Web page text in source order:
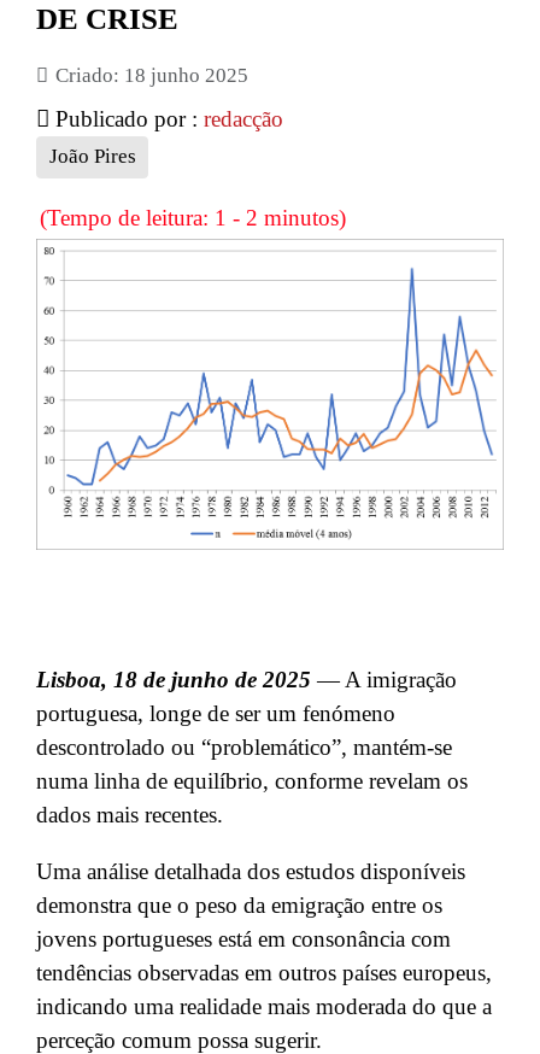
DE CRISE
Criado: 18 junho 2025
Publicado por : redacção
João Pires
(Tempo de leitura: 1 - 2 minutos)
Lisboa, 18 de junho de 2025 — A imigração
portuguesa, longe de ser um fenómeno
descontrolado ou “problemático”, mantém-se
numa linha de equilíbrio, conforme revelam os
dados mais recentes.
Uma análise detalhada dos estudos disponíveis
demonstra que o peso da emigração entre os
jovens portugueses está em consonância com
tendências observadas em outros países europeus,
indicando uma realidade mais moderada do que a
perceção comum possa sugerir.